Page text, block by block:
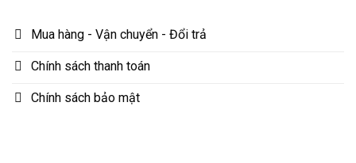
Mua hàng - Vận chuyển - Đổi trả
Chính sách thanh toán
Chính sách bảo mật